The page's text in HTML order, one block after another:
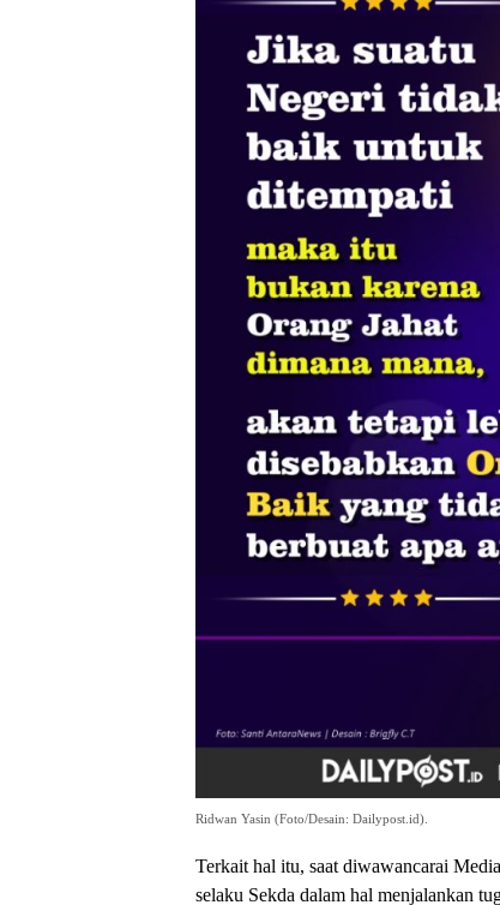
Ridwan Yasin (Foto/Desain: Dailypost.id).
Terkait hal itu, saat diwawancarai
selaku Sekda dalam hal menjalankan